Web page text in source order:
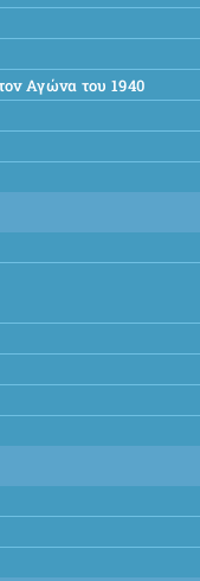
Αγώνα του 1940